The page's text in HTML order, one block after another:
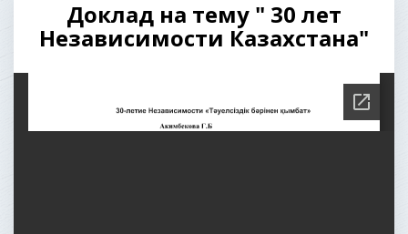
Доклад на тему " 30 лет
Независимости Казахстана"